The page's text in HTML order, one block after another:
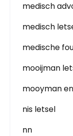
medisch
medisch
medische
mooijman
mooyman
nis letsel
nn